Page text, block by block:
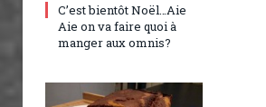
C’est bientôt Noël…Aie
Aie on va faire quoi à
manger aux omnis?